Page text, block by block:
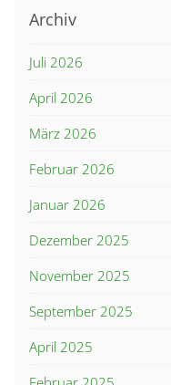
Archiv
Juli 2026
April 2026
März 2026
Februar 2026
Januar 2026
Dezember 2025
November 2025
September 2025
April 2025